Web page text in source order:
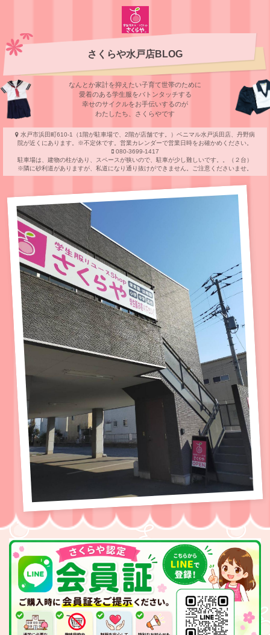
さくらや水戸店BLOG
なんとか家計を抑えたい子育て世帯のために
愛着のある学⽣服をバトンタッチする
幸せのサイクルをお⼿伝いするのが
わたしたち、さくらやです
水戸市浜田町610-1（1階が駐車場で、2階が店舗です。）ベニマル水戸浜田店、丹野病
院が近くにあります。※不定休です。営業カレンダーで営業日時をお確かめください。
080-3699-1417
駐車場は、建物の柱があり、スペースが狭いので、駐車が少し難しいです。。（２台）
※隣に砂利道がありますが、私道になり通り抜けができません。ご注意くださいませ。